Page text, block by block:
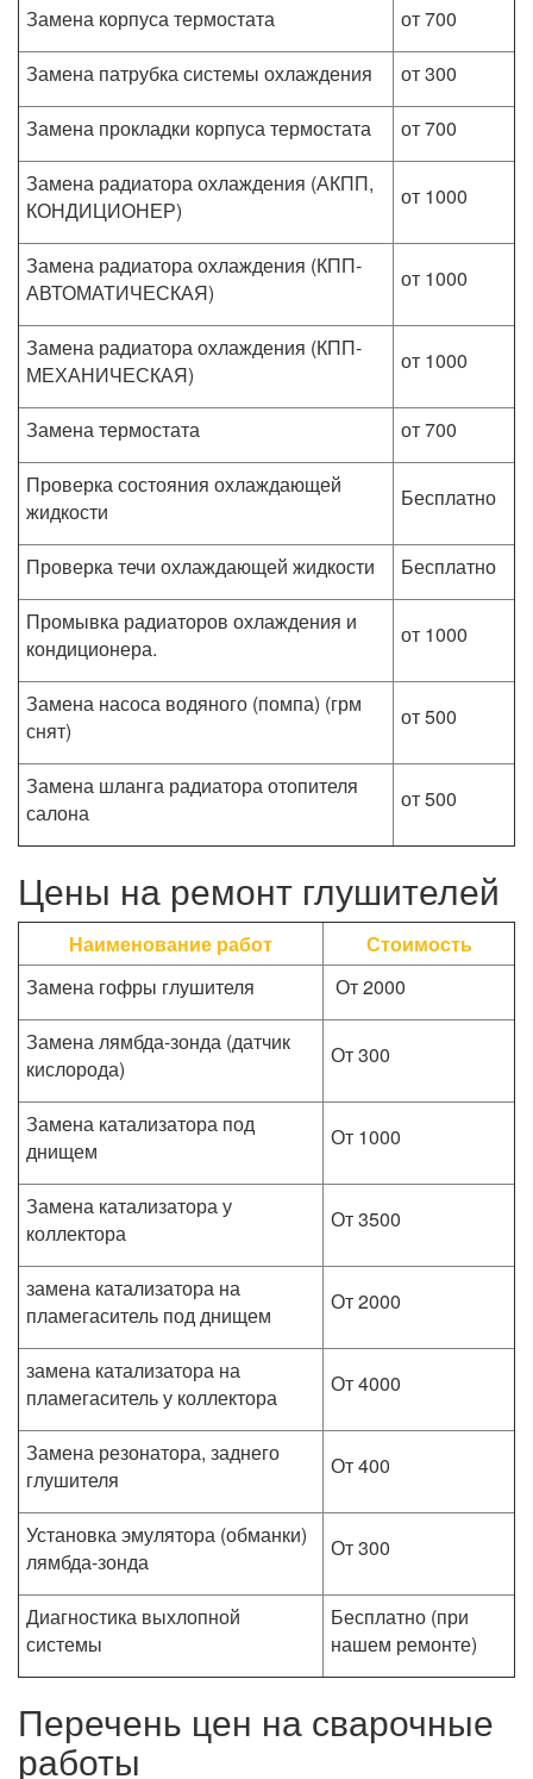
Замена корпуса термостата
от 700
Замена патрубка системы охлаждения
от 300
Замена прокладки корпуса термостата
от 700
Замена радиатора охлаждения (АКПП,
КОНДИЦИОНЕР)
от 1000
Замена радиатора охлаждения (КПП-
АВТОМАТИЧЕСКАЯ)
от 1000
Замена радиатора охлаждения (КПП-
МЕХАНИЧЕСКАЯ)
от 1000
Замена термостата
от 700
Проверка состояния охлаждающей
жидкости
Бесплатно
Проверка течи охлаждающей жидкости
Бесплатно
Промывка радиаторов охлаждения и
кондиционера.
от 1000
Замена насоса водяного (помпа) (грм
снят)
от 500
Замена шланга радиатора отопителя
салона
от 500
Цены на ремонт глушителей
Наименование работ
Стоимость
Замена гофры глушителя
От 2000
Замена лямбда-зонда (датчик
кислорода)
От 300
Замена катализатора под
днищем
От 1000
Замена катализатора у
коллектора
От 3500
замена катализатора на
пламегаситель под днищем
От 2000
замена катализатора на
пламегаситель у коллектора
От 4000
Замена резонатора, заднего
глушителя
От 400
Установка эмулятора (обманки)
лямбда-зонда
От 300
Диагностика выхлопной
системы
Бесплатно (при
нашем ремонте)
Перечень цен на сварочные
работы